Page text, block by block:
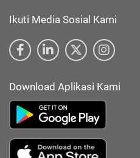
Ikuti Media Sosial Kami
Download Aplikasi Kami